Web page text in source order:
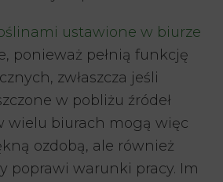
ustawione w biurze
ponieważ pełnią funkcję
zwłaszcza jeśli
w pobliżu źródeł
wielu biurach mogą więc
ozdobą, ale również
poprawi warunki pracy. Im